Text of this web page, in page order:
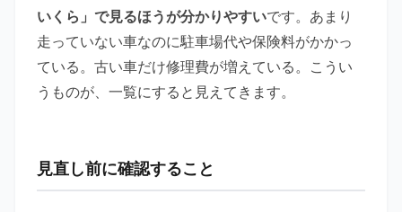
いくら」で見るほうが分かりやすいです。あまり
走っていない車なのに駐車場代や保険料がかかっ
ている。古い車だけ修理費が増えている。こうい
うものが、一覧にすると見えてきます。
見直し前に確認すること